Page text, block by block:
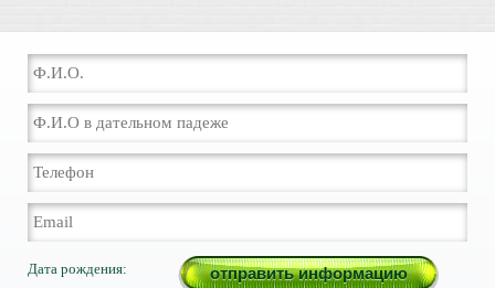
Дата рождения: